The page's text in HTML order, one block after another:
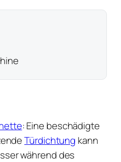
: Eine beschädigte
Türdichtung kann
während des